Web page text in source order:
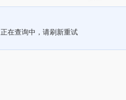
正在查询中，请刷新重试